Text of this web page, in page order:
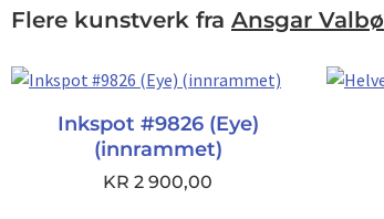
Flere kunstverk fra Ansgar Valbø
Inkspot #9826 (Eye)
(innrammet)
KR 2 900,00